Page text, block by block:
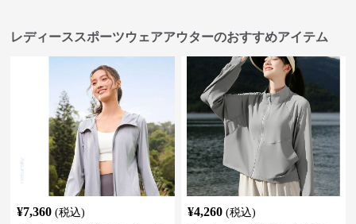
レディーススポーツウェアアウターのおすすめアイテム
¥7,360 (税込)
¥4,260 (税込)